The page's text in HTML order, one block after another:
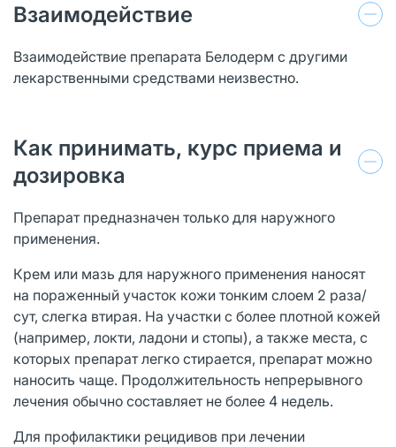
Взаимодействие
Взаимодействие препарата Белодерм с другими
лекарственными средствами неизвестно.
Как принимать, курс приема и
дозировка
Препарат предназначен только для наружного
применения.
Крем или мазь для наружного применения наносят
на пораженный участок кожи тонким слоем 2 раза/
сут, слегка втирая. На участки с более плотной кожей
(например, локти, ладони и стопы), а также места, с
которых препарат легко стирается, препарат можно
наносить чаще. Продолжительность непрерывного
лечения обычно составляет не более 4 недель.
Для профилактики рецидивов при лечении